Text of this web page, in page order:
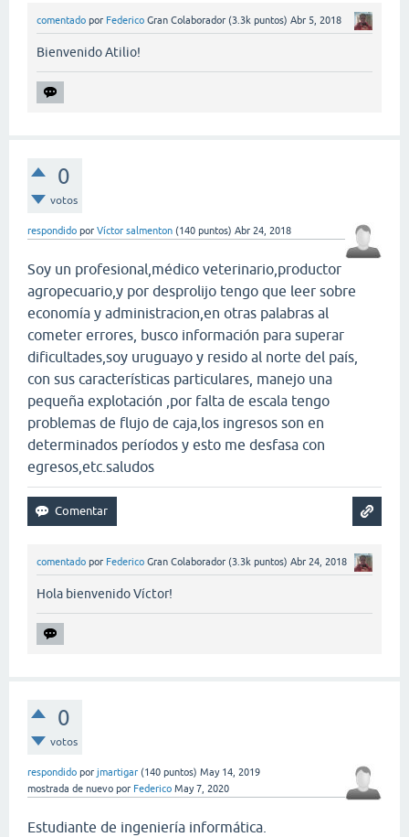
comentado por Federico Gran Colaborador (3.3k puntos) Abr 5, 2018
Bienvenido Atilio!
0
votos
respondido por Víctor salmenton (140 puntos) Abr 24, 2018
Soy un profesional,médico veterinario,productor
agropecuario,y por desprolijo tengo que leer sobre
economía y administracion,en otras palabras al
cometer errores, busco información para superar
dificultades,soy uruguayo y resido al norte del país,
con sus características particulares, manejo una
pequeña explotación ,por falta de escala tengo
problemas de flujo de caja,los ingresos son en
determinados períodos y esto me desfasa con
egresos,etc.saludos
comentado por Federico Gran Colaborador (3.3k puntos) Abr 24, 2018
Hola bienvenido Víctor!
0
votos
respondido por jmartigar (140 puntos) May 14, 2019
mostrada de nuevo por Federico May 7, 2020
Estudiante de ingeniería informática.